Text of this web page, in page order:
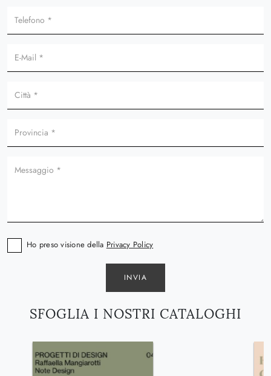
SFOGLIA I NOSTRI CATALOGHI
Ho preso visione della Privacy Policy
INVIA